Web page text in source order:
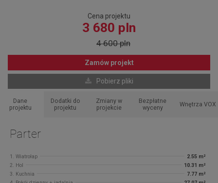
Cena projektu
3 680 pln
4 600 pln
Zamów projekt
Pobierz pliki
Dane
projektu
Dodatki do
projektu
Zmiany w
projekcie
Bezpłatne
wyceny
Wnętrza VOX
Parter
1. Wiatrołap
2.55 m²
2. Hol
10.31 m²
3. Kuchnia
7.77 m²